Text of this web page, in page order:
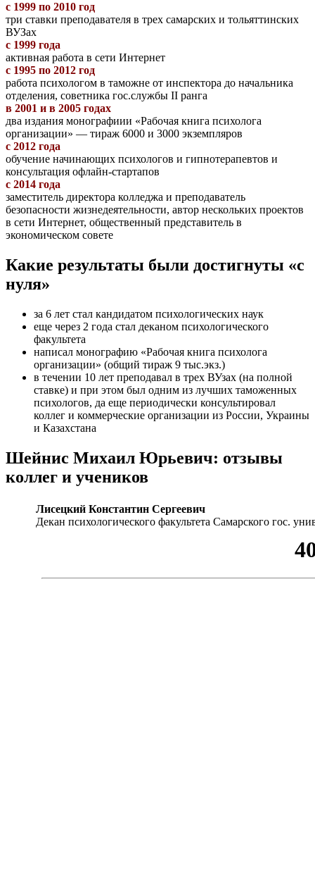
с 1999 по 2010 год
три ставки преподавателя в трех самарских и тольяттинских
ВУЗах
с 1999 года
активная работа в сети Интернет
с 1995 по 2012 год
работа психологом в таможне от инспектора до начальника
отделения, советника гос.службы II ранга
в 2001 и в 2005 годах
два издания монографиии «Рабочая книга психолога
организации» — тираж 6000 и 3000 экземпляров
с 2012 года
обучение начинающих психологов и гипнотерапевтов и
консультация офлайн-стартапов
с 2014 года
заместитель директора колледжа и преподаватель
безопасности жизнедеятельности, автор нескольких проектов
в сети Интернет, общественный представитель в
экономическом совете
Какие результаты были достигнуты «с
нуля»
за 6 лет стал кандидатом психологических наук
еще через 2 года стал деканом психологического
факультета
написал монографию «Рабочая книга психолога
организации» (общий тираж 9 тыс.экз.)
в течении 10 лет преподавал в трех ВУзах (на полной
ставке) и при этом был одним из лучших таможенных
психологов, да еще периодически консультировал
коллег и коммерческие организации из России, Украины
и Казахстана
Шейнис Михаил Юрьевич: отзывы
коллег и учеников
Лисецкий Константин Сергеевич
Декан психологического факультета Самарского гос.